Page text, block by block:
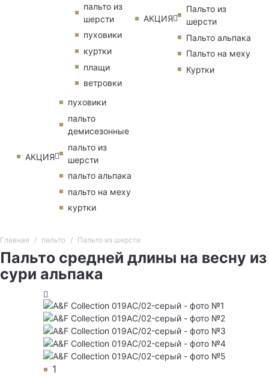
пальто из
шерсти
пуховики
куртки
плащи
ветровки
АКЦИЯ
пуховики
пальто
демисезонные
пальто из
шерсти
пальто альпака
пальто на меху
куртки
АКЦИЯ
Пальто из
шерсти
Пальто альпака
Пальто на меху
Куртки
Главная пальто Пальто из шерсти
Пальто средней длины на весну из
сури альпака
1